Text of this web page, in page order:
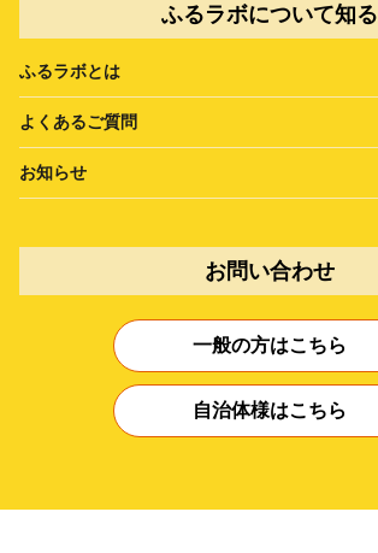
ふるラボについて知る
ふるラボとは
よくあるご質問
お知らせ
お問い合わせ
一般の方はこちら
自治体様はこちら